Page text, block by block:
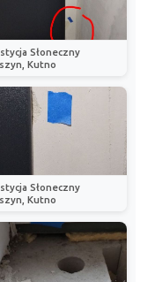
Słoneczny
Kutno
Słoneczny
Kutno